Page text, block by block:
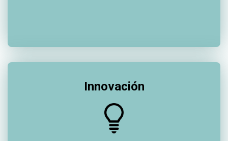
Innovación